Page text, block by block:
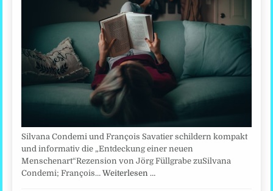
Silvana Condemi und François Savatier schildern kompakt
und informativ die „Entdeckung einer neuen
Menschenart“Rezension von Jörg Füllgrabe zuSilvana
Condemi; François…Weiterlesen …